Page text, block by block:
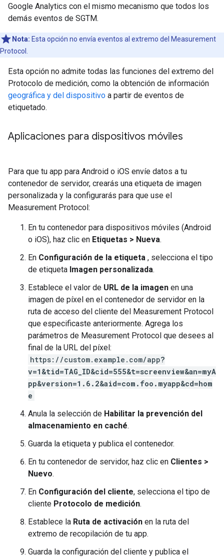
Google Analytics con el mismo mecanismo que todos los
demás eventos de SGTM.
Nota: Esta opción no envía eventos al extremo del Measurement
Protocol.
Esta opción no admite todas las funciones del extremo del
Protocolo de medición, como la obtención de información
geográfica y del dispositivo a partir de eventos de
etiquetado.
Aplicaciones para dispositivos móviles
Para que tu app para Android o iOS envíe datos a tu
contenedor de servidor, crearás una etiqueta de imagen
personalizada y la configurarás para que use el
Measurement Protocol:
En tu contenedor para dispositivos móviles (Android
o iOS), haz clic en Etiquetas > Nueva.
En Configuración de la etiqueta , selecciona el tipo
de etiqueta Imagen personalizada.
Establece el valor de URL de la imagen en una
imagen de píxel en el contenedor de servidor en la
ruta de acceso del cliente del Measurement Protocol
que especificaste anteriormente. Agrega los
parámetros de Measurement Protocol que desees al
final de la URL del píxel:
https://custom.example.com/app?
v=1&tid=TAG_ID&cid=555&t=screenview&an=myA
pp&version=1.6.2&aid=com.foo.myapp&cd=hom
e
Anula la selección de Habilitar la prevención del
almacenamiento en caché.
Guarda la etiqueta y publica el contenedor.
En tu contenedor de servidor, haz clic en Clientes >
Nuevo.
En Configuración del cliente, selecciona el tipo de
cliente Protocolo de medición.
Establece la Ruta de activación en la ruta del
extremo de recopilación de tu app.
Guarda la configuración del cliente y publica el